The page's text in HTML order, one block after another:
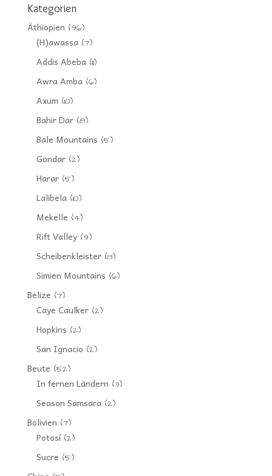
Kategorien
Äthiopien (96)
(H)awassa(7)
Addis Abeba(11)
Awra Amba(6)
Axum (10)
Bahir Dar(8)
Bale Mountains (5)
Gondar(2)
Harar(5)
Lalibela(10)
Mekelle (4)
Rift Valley(9)
Scheibenkleister(13)
Simien Mountains (6)
Belize (7)
Caye Caulker(2)
Hopkins (2)
San Ignacio (2)
Beute (52)
In fernen Ländern (3)
Season Samsara(2)
Bolivien (7)
Potosí(2)
Sucre (5)